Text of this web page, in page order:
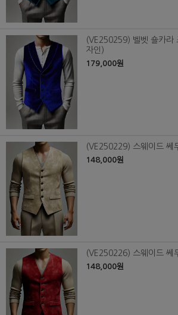
(VE250259) 벨벳 숄카라
자인)
179,000원
(VE250229) 스웨이드 쎄
148,000원
(VE250226) 스웨이드 쎄
148,000원